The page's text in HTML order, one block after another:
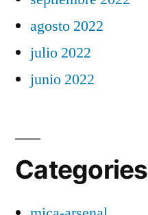
agosto 2022
julio 2022
junio 2022
Categories